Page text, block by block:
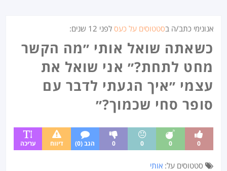
אנונימי כתב/ה בסטטוסים על כעס לפני 12 שנים :
כשאתה שואל אותי ״מה הקשר
מחט לתחת?״ אני שואל את
עצמי ״איך הגעתי לדבר עם
סופר סחי שכמוך?״
0
0
0
0 הגב (0) דיווח עריכה
סטטוסים על:אותי